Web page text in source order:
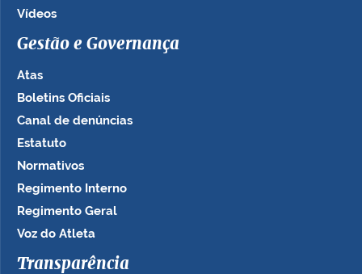
Vídeos
Gestão e Governança
Atas
Boletins Oficiais
Canal de denúncias
Estatuto
Normativos
Regimento Interno
Regimento Geral
Voz do Atleta
Transparência